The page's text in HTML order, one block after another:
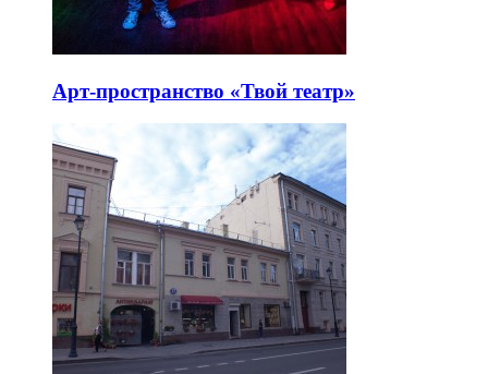
Арт-пространство «Твой театр»